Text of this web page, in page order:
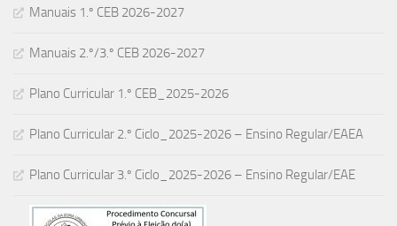
Manuais 1.º CEB 2026-2027
Manuais 2.º/3.º CEB 2026-2027
Plano Curricular 1.º CEB_2025-2026
Plano Curricular 2.º Ciclo_2025-2026 – Ensino Regular/EAEA
Plano Curricular 3.º Ciclo_2025-2026 – Ensino Regular/EAE